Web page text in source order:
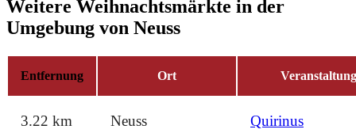
Weitere Weihnachtsmärkte in der
Umgebung von Neuss
Entfernung Ort Veranstaltung
3.22 km Neuss
Quirinus